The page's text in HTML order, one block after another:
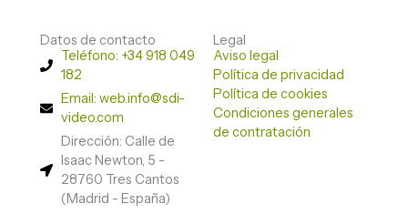
Datos de contacto
Teléfono: +34 918 049
182
Email: web.info@sdi-
video.com
Dirección: Calle de
Isaac Newton, 5 -
28760 Tres Cantos
(Madrid - España)
Legal
Aviso legal
Política de privacidad
Política de cookies
Condiciones generales
de contratación